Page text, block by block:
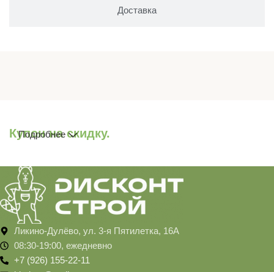
Доставка
Купон на скидку.
Подробнее
Ликино-Дулёво, ул. 3-я Пятилетка, 16А
08:30-19:00, ежедневно
+7 (926) 155-22-11